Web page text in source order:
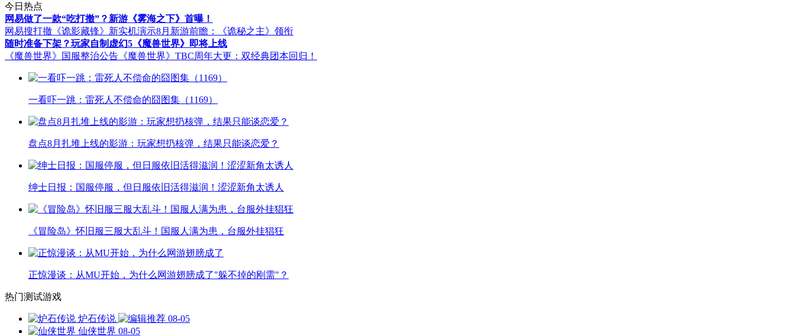
今日热点
网易做了一款“吃打撤”？新游《雾海之下》首曝！
网易搜打撤《诡影藏锋》新实机演示8月新游前瞻：《诡秘之主》领衔
随时准备下架？玩家自制虚幻5《魔兽世界》即将上线
《魔兽世界》国服整治公告 《魔兽世界》TBC周年大更：双经典团本回归！
一看吓一跳：雷死人不偿命的囧图集（1169）
盘点8月扎堆上线的影游：玩家想扔核弹，结果只能谈恋爱？
绅士日报：国服停服，但日服依旧活得滋润！涩涩新角太诱人
《冒险岛》怀旧服三服大乱斗！国服人满为患，台服外挂猖狂
正惊漫谈：从MU开始，为什么网游翅膀成了"躲不掉的刚需"？
热门测试游戏
炉石传说
08-05
仙侠世界 08-05